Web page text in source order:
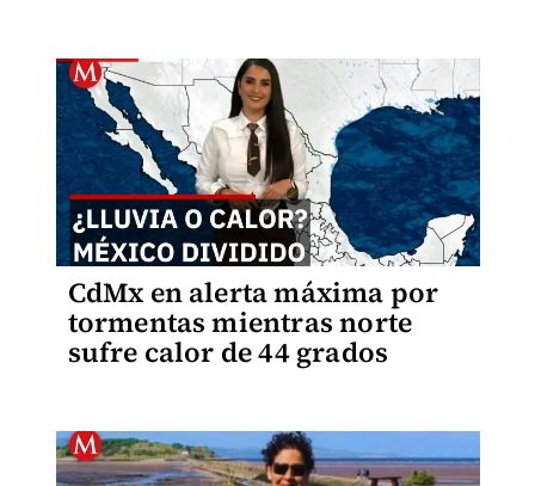
CdMx en alerta máxima por
tormentas mientras norte
sufre calor de 44 grados